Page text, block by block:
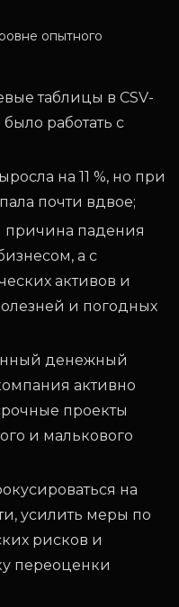
опытного
таблицы в CSV-
работать с
на 11 %, но при
почти вдвое;
причина падения
а с
активов и
и погодных
денежный
активно
проекты
и малькового
на
усилить меры по
рисков и
переоценки